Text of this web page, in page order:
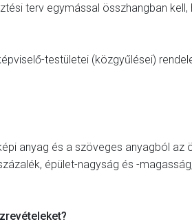
terv egymással összhangban
testületei (közgyűlései)
anyag és a szöveges anyagból az
épület-nagyság és -